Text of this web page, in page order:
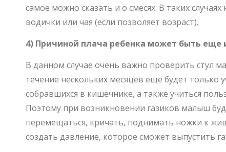
самое можно сказать и о смесях. В таких
водички или чая (если позволяет возраст).
4) Причиной плача ребенка может быть
В данном случае очень важно проверить стул
течение нескольких месяцев еще будет только
собравшихся в кишечнике, а также учиться
Поэтому при возникновении газиков малыш
перемещаться, кричать, поднимать ножки к
создать давление, которое сможет выпустить